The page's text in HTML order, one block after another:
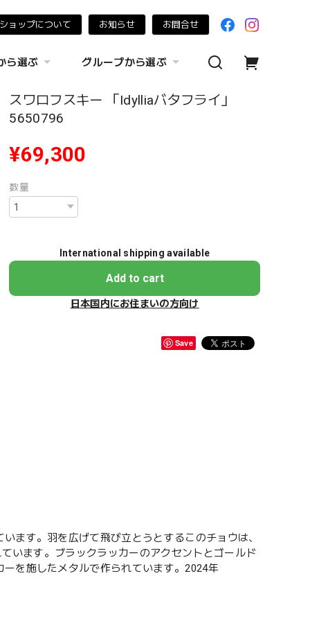
ョップについて お知らせ お問合せ
ら選ぶ グループから選ぶ
スワロフスキー 「Idylliaバタフライ」
5650796
¥69,300
数量
International shipping available
Add to cart
日本国内にお住まいの方向け
Save
ます。羽を広げて飛び立とうとするこのチョウは、
います。ブラックラッカーのアクセントとゴールド
を施したメタルで作られています。2024年